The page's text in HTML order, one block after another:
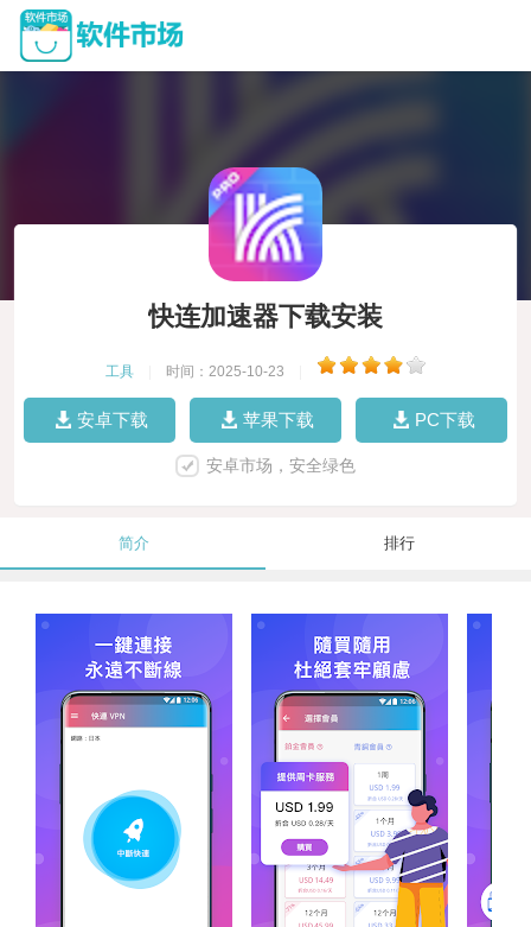
快连加速器下载安装
工具 时间：2025-10-23
安卓下载 苹果下载 PC下载
安卓市场，安全绿色
简介 排行